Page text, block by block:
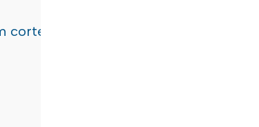
corte de água